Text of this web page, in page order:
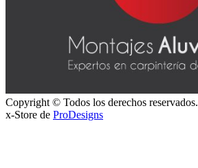
Copyright © Todos los derechos reservados.
x-Store de ProDesigns